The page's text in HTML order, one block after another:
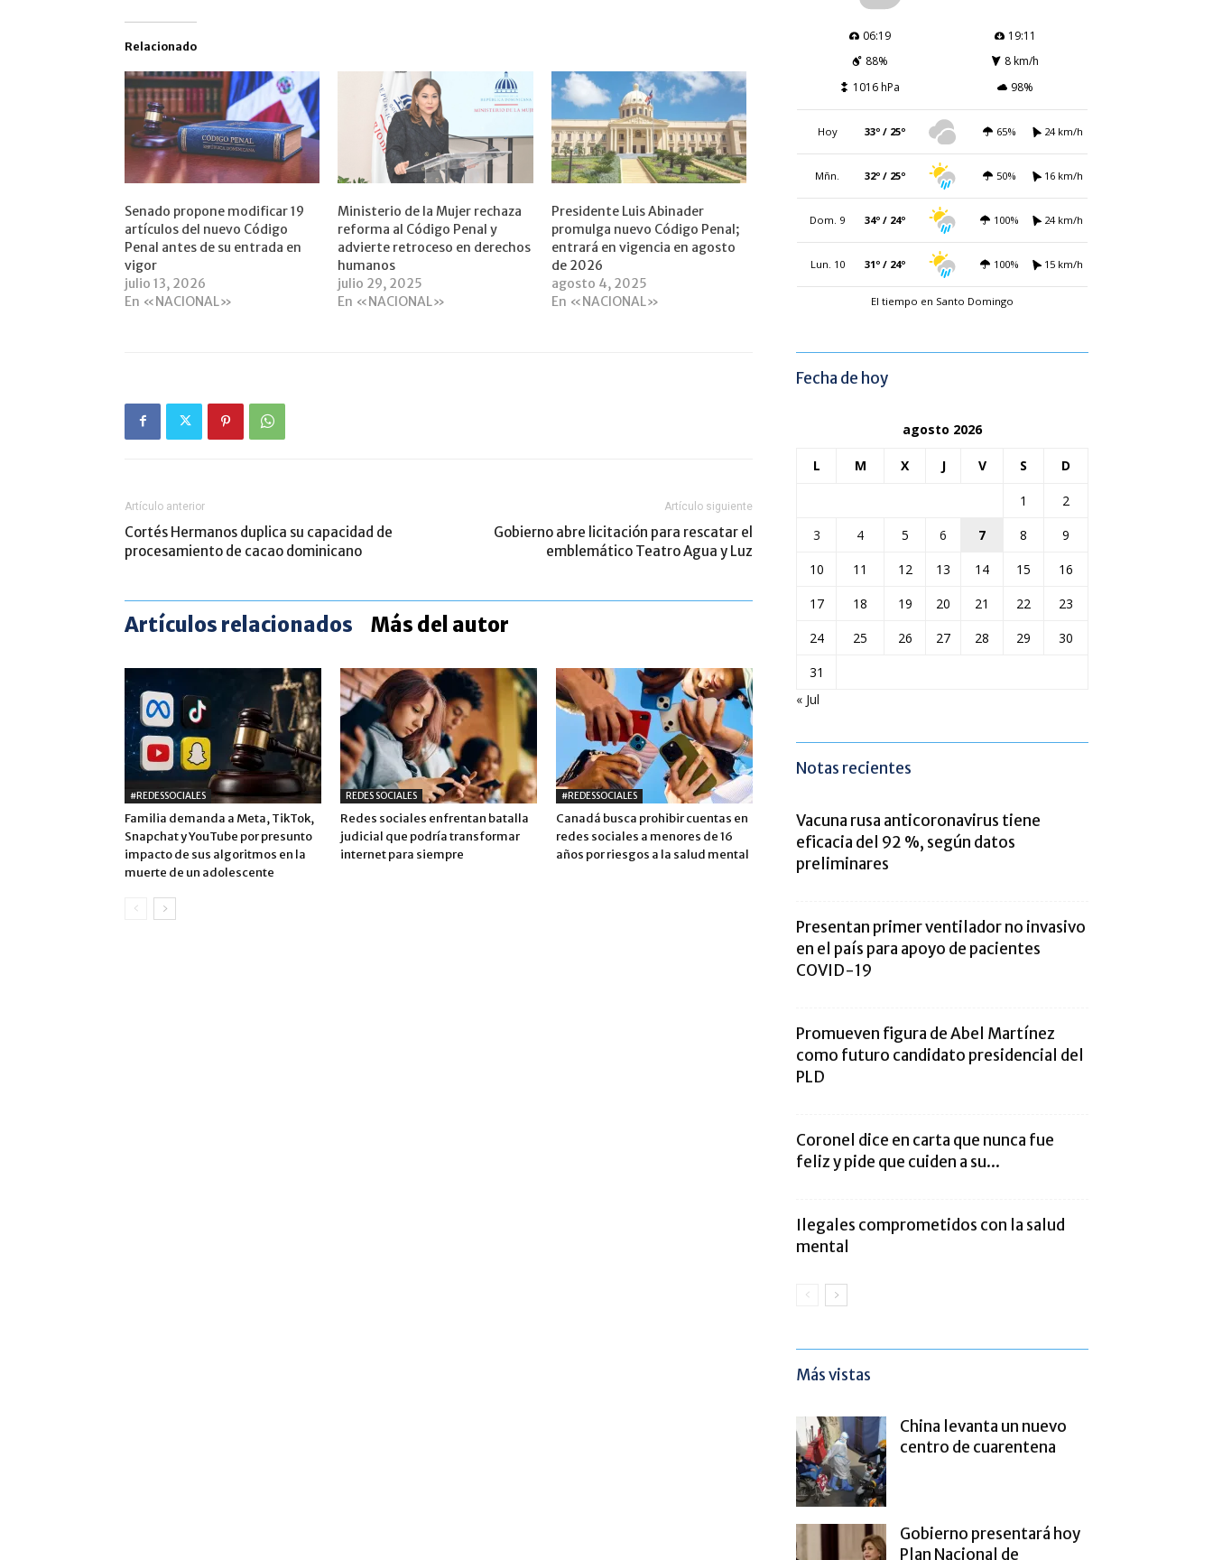
Relacionado
Senado propone modificar 19
artículos del nuevo Código
Penal antes de su entrada en
vigor
julio 13, 2026
En «NACIONAL»
Ministerio de la Mujer rechaza
reforma al Código Penal y
advierte retroceso en derechos
humanos
julio 29, 2025
En «NACIONAL»
Presidente Luis Abinader
promulga nuevo Código Penal;
entrará en vigencia en agosto
de 2026
agosto 4, 2025
En «NACIONAL»
Artículo anterior
Cortés Hermanos duplica su capacidad de
procesamiento de cacao dominicano
Artículo siguiente
Gobierno abre licitación para rescatar el
emblemático Teatro Agua y Luz
Artículos relacionados Más del autor
#REDESSOCIALES
Familia demanda a Meta, TikTok,
Snapchat y YouTube por presunto
impacto de sus algoritmos en la
muerte de un adolescente
REDES SOCIALES
Redes sociales enfrentan batalla
judicial que podría transformar
internet para siempre
#REDESSOCIALES
Canadá busca prohibir cuentas en
redes sociales a menores de 16
años por riesgos a la salud mental
06:19
19:11
88%
8 km/h
1016 hPa
98%
Hoy 33º / 25º 65% 24 km/h
Mñn. 32º / 25º 50% 16 km/h
Dom. 9 34º / 24º 100% 24 km/h
Lun. 10 31º / 24º 100% 15 km/h
El tiempo en Santo Domingo
Fecha de hoy
agosto 2026
L M X J V S D
1
2
3
4 5 6 7 8
9
10
11 12 13 14 15
16
17
18 19 20 21 22
23
24
25 26 27 28 29
30
31
« Jul
Notas recientes
Vacuna rusa anticoronavirus tiene
eficacia del 92 %, según datos
preliminares
Presentan primer ventilador no invasivo
en el país para apoyo de pacientes
COVID-19
Promueven figura de Abel Martínez
como futuro candidato presidencial del
PLD
Coronel dice en carta que nunca fue
feliz y pide que cuiden a su...
Ilegales comprometidos con la salud
mental
Más vistas
China levanta un nuevo
centro de cuarentena
Gobierno presentará hoy
Plan Nacional de